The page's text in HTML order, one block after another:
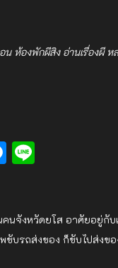
ห้องพักผีสิง อ่านเรื่องผี
Messenger
คนจังหวัดยโส อาศัยอยู่กั
บรถส่งของ ก็ขับไปส่งข